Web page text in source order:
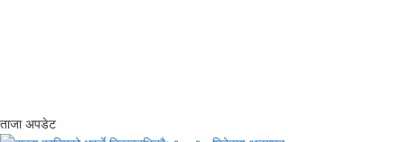
ताजा अपडेट